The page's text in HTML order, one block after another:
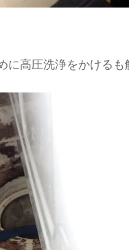
高圧洗浄をかけるも